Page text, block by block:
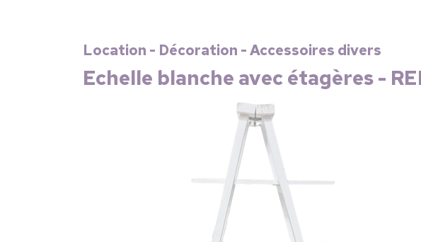
Location - Décoration - Accessoires divers
Echelle blanche avec étagères -